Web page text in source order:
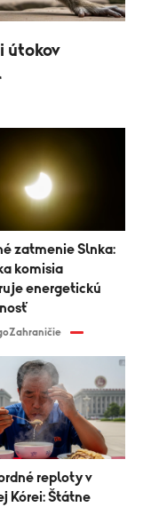
útokov
komisia
energetickú
Zahraničie
Kórei: Štátne